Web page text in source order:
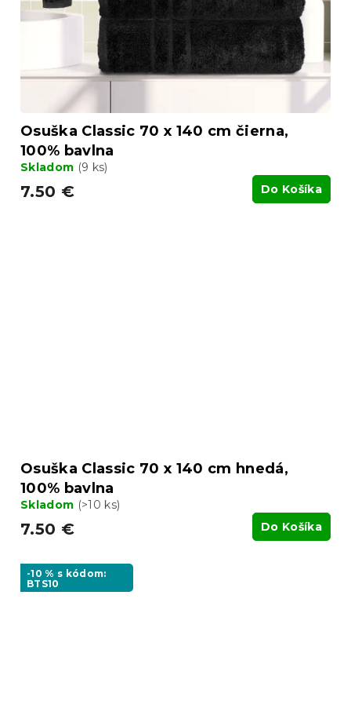
Osuška Classic 70 x 140 cm čierna,
100% bavlna
Skladom (9 ks)
7.50 € Do Košíka
Osuška Classic 70 x 140 cm hnedá,
100% bavlna
Skladom (>10 ks)
7.50 € Do Košíka
-10 % s kódom:
BTS10